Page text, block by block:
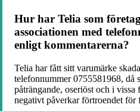
Hur har Telia som
associationen med
enligt kommentarerna?
Telia har fått sitt varumärke
telefonnummer 0755581968, då
påträngande, oseriöst och i
negativt påverkar förtroendet för